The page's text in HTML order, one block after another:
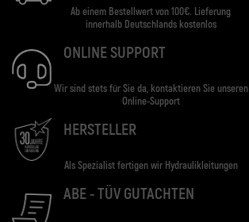
Ab einem Bestellwert von 100€. Lieferung
innerhalb Deutschlands kostenlos
ONLINE SUPPORT
Wir sind stets für Sie da, kontaktieren Sie unseren
Online-Support
HERSTELLER
Als Spezialist fertigen wir Hydraulikleitungen
ABE - TÜV GUTACHTEN